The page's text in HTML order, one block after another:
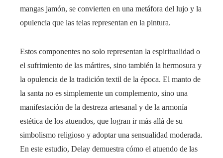
mangas jamón, se convierten en una metáfora del lujo y la
opulencia que las telas representan en la pintura.
Estos componentes no solo representan la espiritualidad o
el sufrimiento de las mártires, sino también la hermosura y
la opulencia de la tradición textil de la época. El manto de
la santa no es simplemente un complemento, sino una
manifestación de la destreza artesanal y de la armonía
estética de los atuendos, que logran ir más allá de su
simbolismo religioso y adoptar una sensualidad moderada.
En este estudio, Delay demuestra cómo el atuendo de las